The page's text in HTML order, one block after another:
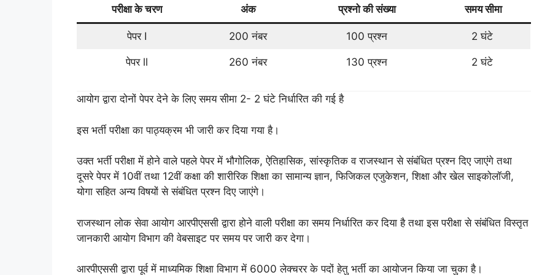
परीक्षा के चरण अंक प्रश्नो की संख्या समय सीमा
पेपर I 200 नंबर 100 प्रश्न 2 घंटे
पेपर ll 260 नंबर 130 प्रश्न 2 घंटे
आयोग द्वारा दोनों पेपर देने के लिए समय सीमा 2- 2 घंटे निर्धारित की गई है
इस भर्ती परीक्षा का पाठ्यक्रम भी जारी कर दिया गया है।
उक्त भर्ती परीक्षा में होने वाले पहले पेपर में भौगोलिक, ऐतिहासिक, सांस्कृतिक व राजस्थान से संबंधित प्रश्न दिए जाएंगे तथा
दूसरे पेपर में 10वीं तथा 12वीं कक्षा की शारीरिक शिक्षा का सामान्य ज्ञान, फिजिकल एजुकेशन, शिक्षा और खेल साइकोलॉजी,
योगा सहित अन्य विषयों से संबंधित प्रश्न दिए जाएंगे।
राजस्थान लोक सेवा आयोग आरपीएससी द्वारा होने वाली परीक्षा का समय निर्धारित कर दिया है तथा इस परीक्षा से संबंधित विस्तृत
जानकारी आयोग विभाग की वेबसाइट पर समय पर जारी कर देगा।
आरपीएससी द्वारा पूर्व में माध्यमिक शिक्षा विभाग में 6000 लेक्चरर के पदों हेतु भर्ती का आयोजन किया जा चुका है।